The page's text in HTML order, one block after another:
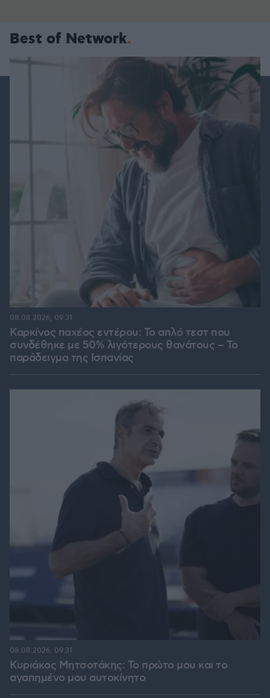
Best of Network
Καρκίνος παχέος εντέρου: Το απλό τεστ που
συνδέθηκε με 50% λιγότερους θανάτους – Το
παράδειγμα της Ισπανίας
08.08.2026, 09:31
Κυριάκος Μητσοτάκης: Το πρώτο μου και το
αγαπημένο μου αυτοκίνητο
08.08.2026, 09:31